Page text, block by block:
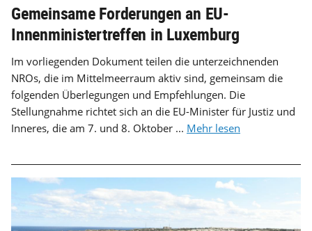
Gemeinsame Forderungen an EU-
Innenministertreffen in Luxemburg
Im vorliegenden Dokument teilen die unterzeichnenden
NROs, die im Mittelmeerraum aktiv sind, gemeinsam die
folgenden Überlegungen und Empfehlungen. Die
Stellungnahme richtet sich an die EU-Minister für Justiz und
Inneres, die am 7. und 8. Oktober ... Mehr lesen